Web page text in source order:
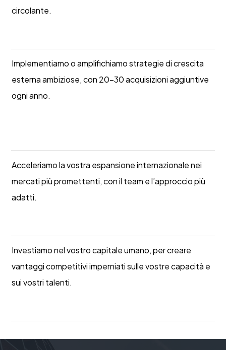
circolante.
Implementiamo o amplifichiamo strategie di crescita
esterna ambiziose, con 20-30 acquisizioni aggiuntive
ogni anno.
Acceleriamo la vostra espansione internazionale nei
mercati più promettenti, con il team e l’approccio più
adatti.
Investiamo nel vostro capitale umano, per creare
vantaggi competitivi imperniati sulle vostre capacità e
sui vostri talenti.